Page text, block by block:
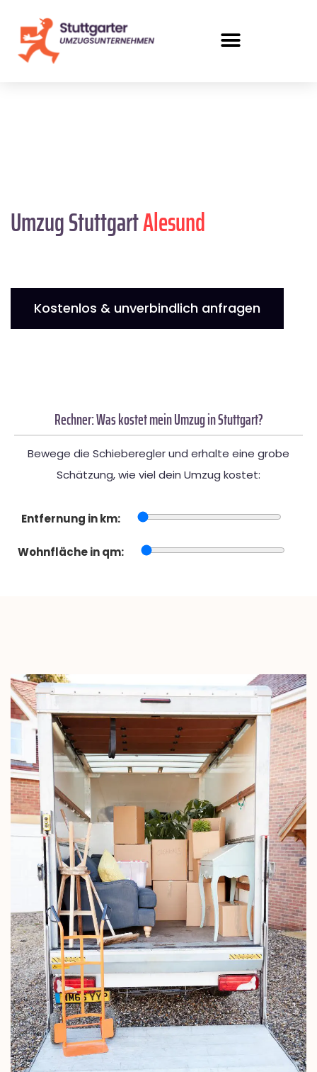
Umzug StuttgartAlesund
Kostenlos & unverbindlich anfragen
Rechner: Was kostet mein Umzug in Stuttgart?
Bewege die Schieberegler und erhalte eine grobe
Schätzung, wie viel dein Umzug kostet:
Entfernung in km:
Wohnfläche in qm: